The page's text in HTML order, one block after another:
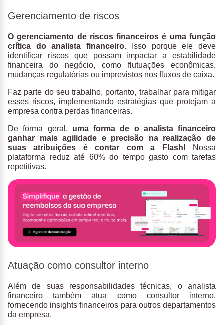
Gerenciamento de riscos
O gerenciamento de riscos financeiros é uma função
crítica do analista financeiro.
Isso porque ele deve
identificar riscos que possam impactar a estabilidade
financeira do negócio, como flutuações econômicas,
mudanças regulatórias ou imprevistos nos fluxos de caixa.
Faz parte do seu trabalho, portanto, trabalhar para mitigar
esses riscos, implementando estratégias que protejam a
empresa contra perdas financeiras.
De forma geral, uma forma de o analista financeiro
ganhar mais agilidade e precisão na realização de
suas atribuições é contar com a Flash!
Nossa
plataforma reduz até 60% do tempo gasto com tarefas
repetitivas.
Atuação como consultor interno
Além de suas responsabilidades técnicas, o analista
financeiro também atua como consultor interno,
fornecendo insights financeiros para outros departamentos
da empresa.